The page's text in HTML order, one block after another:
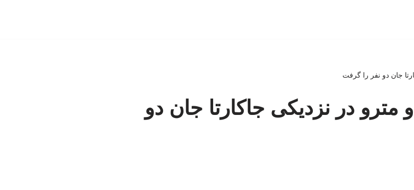
جان دو نفر را گرفت
مترو در نزدیکی جاکارتا جان دو